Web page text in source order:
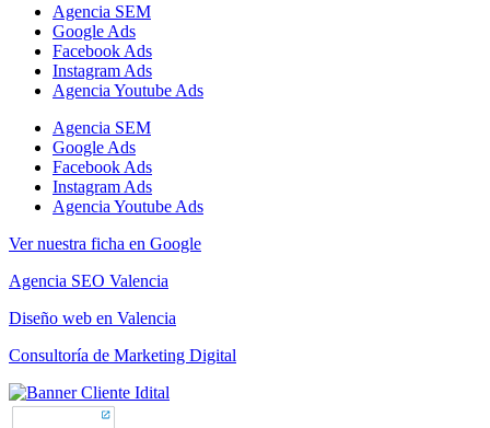
Agencia SEM
Google Ads
Facebook Ads
Instagram Ads
Agencia Youtube Ads
Agencia SEM
Google Ads
Facebook Ads
Instagram Ads
Agencia Youtube Ads
Ver nuestra ficha en Google
Agencia SEO Valencia
Diseño web en Valencia
Consultoría de Marketing Digital